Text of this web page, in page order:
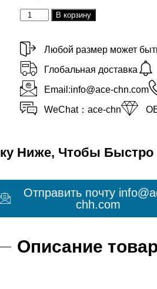
В корзину
Любой размер может
Глобальная доставка
Email:info@ace-chn.com
WeChat：ace-chn
Ниже, Чтобы Быстро
Отправить почту
chh.com
Описание